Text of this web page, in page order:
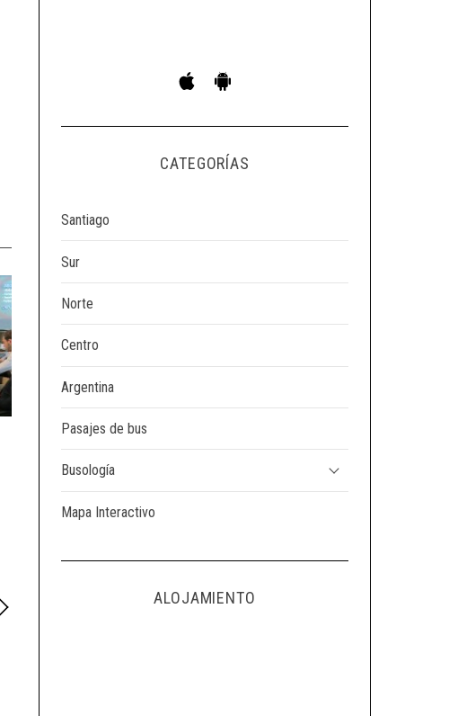
CATEGORÍAS
Santiago
Sur
Norte
Centro
Argentina
Pasajes de bus
Busología
Mapa Interactivo
ALOJAMIENTO